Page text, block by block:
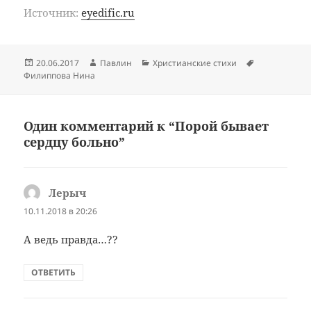
Источник:eyedific.ru
Опубликовано
20.06.2017 Автор
Павлин Рубрики
Христианские стихи
Филиппова Нина
Один комментарий к “Порой бывает
сердцу больно”
Лерыч
10.11.2018 в 20:26
А ведь правда…??
ОТВЕТИТЬ